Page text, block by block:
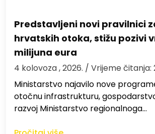
Predstavljeni novi pravilnici
hrvatskih otoka, stižu pozivi
milijuna eura
4 kolovoza , 2026. / Vrijeme čitanja:
Ministarstvo najavilo nove
otočnu infrastrukturu,
razvoj Ministarstvo regionalnoga…